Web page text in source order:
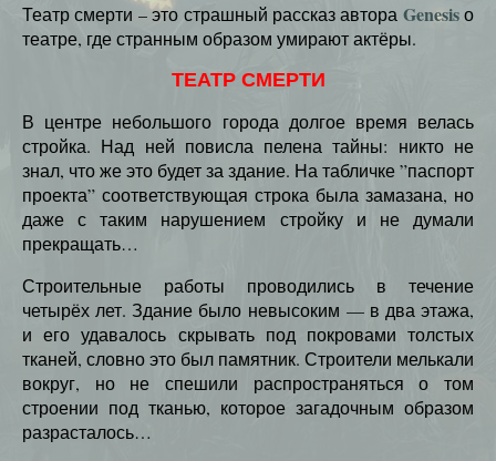
Театр смерти – это страшный рассказ автора Genesisо
театре, где странным образом умирают актёры.
ТЕАТР СМЕРТИ
В центре небольшого города долгое время велась
стройка. Над ней повисла пелена тайны: никто не
знал, что же это будет за здание. На табличке ”паспорт
проекта” соответствующая строка была замазана, но
даже с таким нарушением стройку и не думали
прекращать…
Строительные работы проводились в течение
четырёх лет. Здание было невысоким — в два этажа,
и его удавалось скрывать под покровами толстых
тканей, словно это был памятник. Строители мелькали
вокруг, но не спешили распространяться о том
строении под тканью, которое загадочным образом
разрасталось…